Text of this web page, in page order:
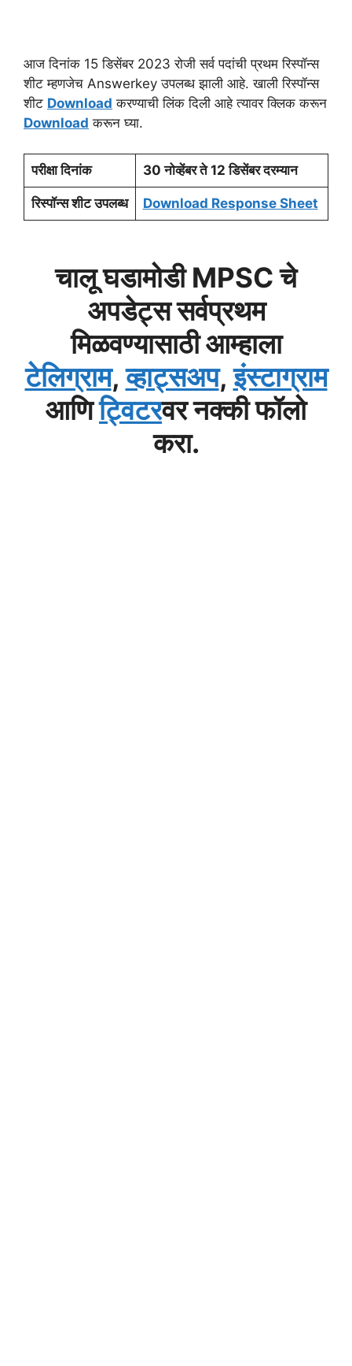
आज दिनांक 15 डिसेंबर 2023 रोजी सर्व पदांची प्रथम रिस्पॉन्स
शीट म्हणजेच Answerkey उपलब्ध झाली आहे. खाली रिस्पॉन्स
शीट Download करण्याची लिंक दिली आहे त्यावर क्लिक करून
Download करून घ्या.
परीक्षा दिनांक 30 नोव्हेंबर ते 12 डिसेंबर दरम्यान
रिस्पॉन्स शीट उपलब्ध Download Response Sheet
चालू घडामोडी MPSC चे
अपडेट्स सर्वप्रथम
मिळवण्यासाठी आम्हाला
टेलिग्राम,व्हाट्सअप,इंस्टाग्राम
आणिट्विटरवर नक्की फॉलो
करा.